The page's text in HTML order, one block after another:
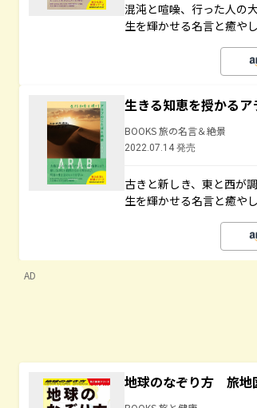
混沌と喧噪、行った人の
生を輝かせる名言と癒や
生きる知恵を授かる
BOOKS 旅の名言＆絶景
2022.07.14 発売
古きと新しき、東と西が
生を輝かせる名言と癒や
AD
地球のなぞり方 旅